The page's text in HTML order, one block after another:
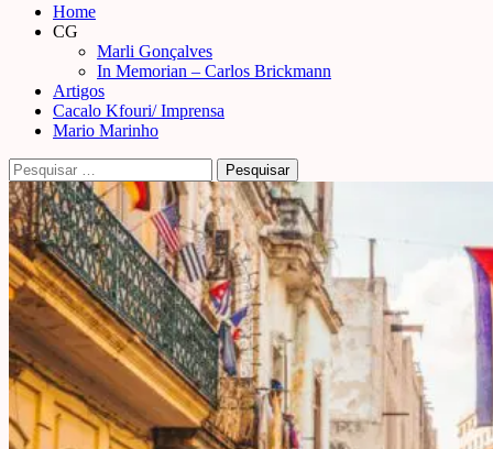
Primary
Menu
Home
CG
Marli Gonçalves
In Memorian – Carlos Brickmann
Artigos
Cacalo Kfouri/ Imprensa
Mario Marinho
Pesquisar
por: